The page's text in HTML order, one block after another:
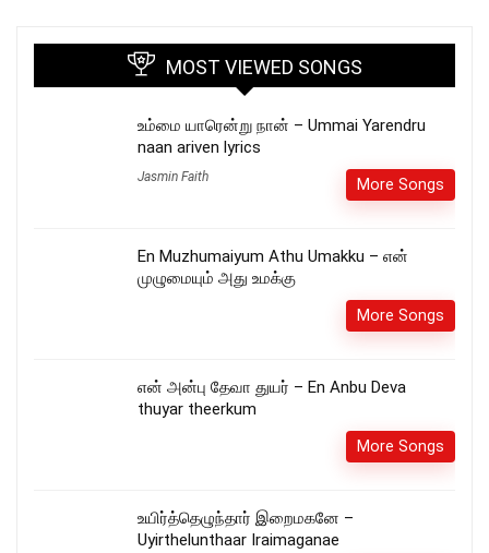
MOST VIEWED SONGS
உம்மை யாரென்று நான் – Ummai Yarendru
naan ariven lyrics
Jasmin Faith More Songs
En Muzhumaiyum Athu Umakku – என்
முழுமையும் அது உமக்கு
More Songs
என் அன்பு தேவா துயர் – En Anbu Deva
thuyar theerkum
More Songs
உயிர்த்தெழுந்தார் இறைமகனே –
Uyirthelunthaar Iraimaganae